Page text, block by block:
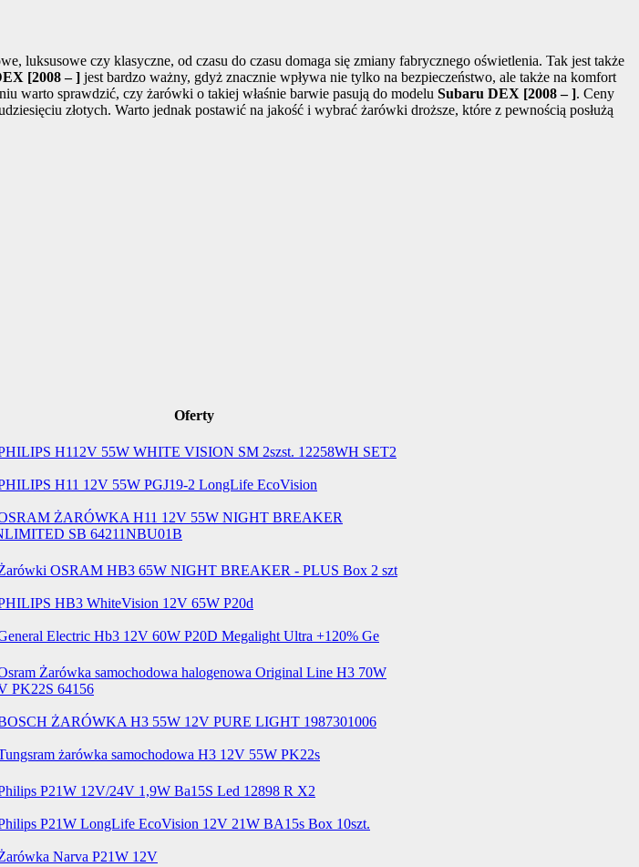
luksusowe czy klasyczne, od czasu do czasu domaga się zmiany fabrycznego oświetlenia. Tak jest także
[2008 – ] jest bardzo ważny, gdyż znacznie wpływa nie tylko na bezpieczeństwo, ale także na komfort
warto sprawdzić, czy żarówki o takiej właśnie barwie pasują do modelu Subaru DEX [2008 – ]. Ceny
złotych. Warto jednak postawić na jakość i wybrać żarówki droższe, które z pewnością posłużą
Oferty